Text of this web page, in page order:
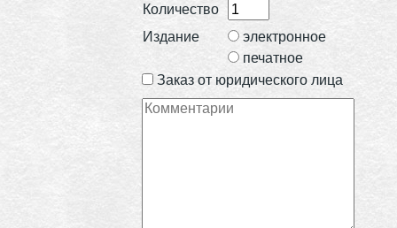
Количество
Издание
электронное
печатное
Заказ от юридического лица